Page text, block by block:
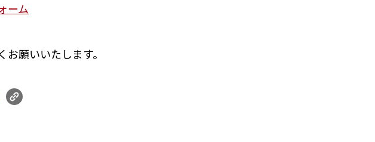
ーム
願いいたします。